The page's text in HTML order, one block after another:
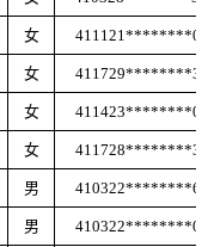
女
女
女
女
男
男